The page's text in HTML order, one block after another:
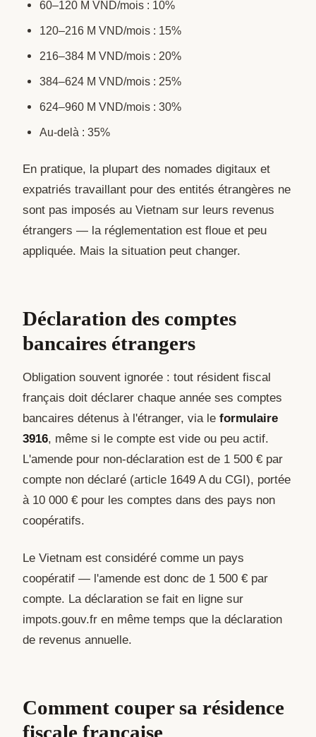
60–120 M VND/mois : 10%
120–216 M VND/mois : 15%
216–384 M VND/mois : 20%
384–624 M VND/mois : 25%
624–960 M VND/mois : 30%
Au-delà : 35%
En pratique, la plupart des nomades digitaux et
expatriés travaillant pour des entités étrangères ne
sont pas imposés au Vietnam sur leurs revenus
étrangers — la réglementation est floue et peu
appliquée. Mais la situation peut changer.
Déclaration des comptes
bancaires étrangers
Obligation souvent ignorée : tout résident fiscal
français doit déclarer chaque année ses comptes
bancaires détenus à l'étranger, via le formulaire
3916, même si le compte est vide ou peu actif.
L'amende pour non-déclaration est de 1 500 € par
compte non déclaré (article 1649 A du CGI), portée
à 10 000 € pour les comptes dans des pays non
coopératifs.
Le Vietnam est considéré comme un pays
coopératif — l'amende est donc de 1 500 € par
compte. La déclaration se fait en ligne sur
impots.gouv.fr en même temps que la déclaration
de revenus annuelle.
Comment couper sa résidence
fiscale française